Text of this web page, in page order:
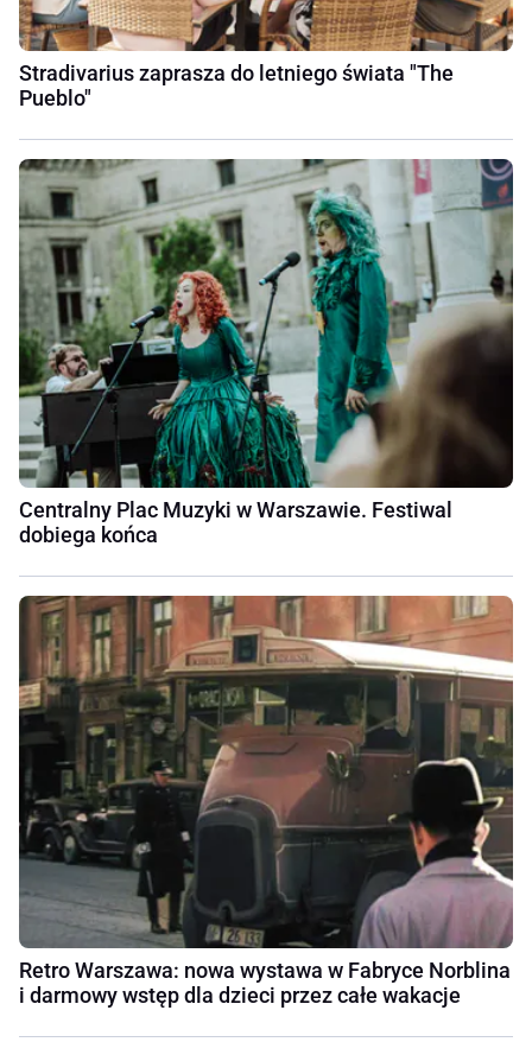
Stradivarius zaprasza do letniego świata "The
Pueblo"
Centralny Plac Muzyki w Warszawie. Festiwal
dobiega końca
Retro Warszawa: nowa wystawa w Fabryce Norblina
i darmowy wstęp dla dzieci przez całe wakacje